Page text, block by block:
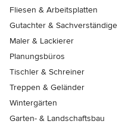
Fliesen & Arbeitsplatten
Gutachter & Sachverständige
Maler & Lackierer
Planungsbüros
Tischler & Schreiner
Treppen & Geländer
Wintergärten
Garten- & Landschaftsbau